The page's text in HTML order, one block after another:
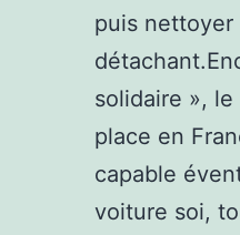
puis nettoyer
solidaire »,
place en
capable
voiture soi,